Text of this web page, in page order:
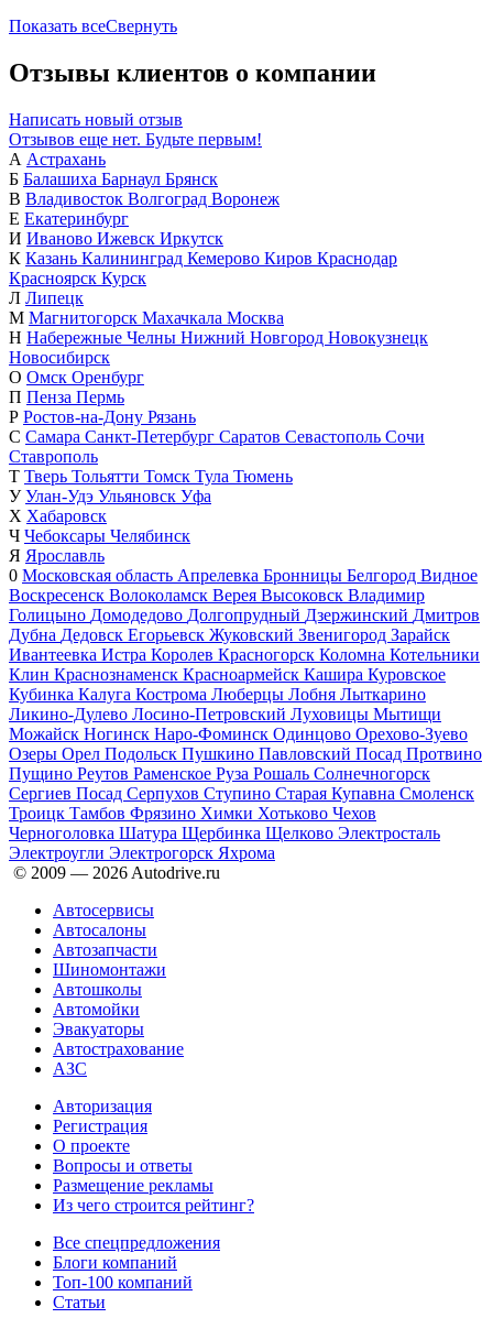
Показать всеСвернуть
Отзывы клиентов о компании
Написать новый отзыв
Отзывов еще нет. Будьте первым!
А Астрахань
Б Балашиха Барнаул Брянск
В Владивосток Волгоград Воронеж
Е Екатеринбург
И Иваново Ижевск Иркутск
К Казань Калининград Кемерово Киров Краснодар
Красноярск Курск
Л Липецк
М Магнитогорск Махачкала Москва
Н Набережные Челны Нижний Новгород Новокузнецк
Новосибирск
О Омск Оренбург
П Пенза Пермь
Р Ростов-на-Дону Рязань
С Самара Санкт-Петербург Саратов Севастополь Сочи
Ставрополь
Т Тверь Тольятти Томск Тула Тюмень
У Улан-Удэ Ульяновск Уфа
Х Хабаровск
Ч Чебоксары Челябинск
Я Ярославль
0 Московская область Апрелевка Бронницы Белгород Видное
Воскресенск Волоколамск Верея Высоковск Владимир
Голицыно Домодедово Долгопрудный Дзержинский Дмитров
Дубна Дедовск Егорьевск Жуковский Звенигород Зарайск
Ивантеевка Истра Королев Красногорск Коломна Котельники
Клин Краснознаменск Красноармейск Кашира Куровское
Кубинка Калуга Кострома Люберцы Лобня Лыткарино
Ликино-Дулево Лосино-Петровский Луховицы Мытищи
Можайск Ногинск Наро-Фоминск Одинцово Орехово-Зуево
Озеры Орел Подольск Пушкино Павловский Посад Протвино
Пущино Реутов Раменское Руза Рошаль Солнечногорск
Сергиев Посад Серпухов Ступино Старая Купавна Смоленск
Троицк Тамбов Фрязино Химки Хотьково Чехов
Черноголовка Шатура Щербинка Щелково Электросталь
Электроугли Электрогорск Яхрома
© 2009 — 2026 Autodrive.ru
Автосервисы
Автосалоны
Автозапчасти
Шиномонтажи
Автошколы
Автомойки
Эвакуаторы
Автострахование
АЗС
Авторизация
Регистрация
О проекте
Вопросы и ответы
Размещение рекламы
Из чего строится рейтинг?
Все спецпредложения
Блоги компаний
Топ-100 компаний
Статьи